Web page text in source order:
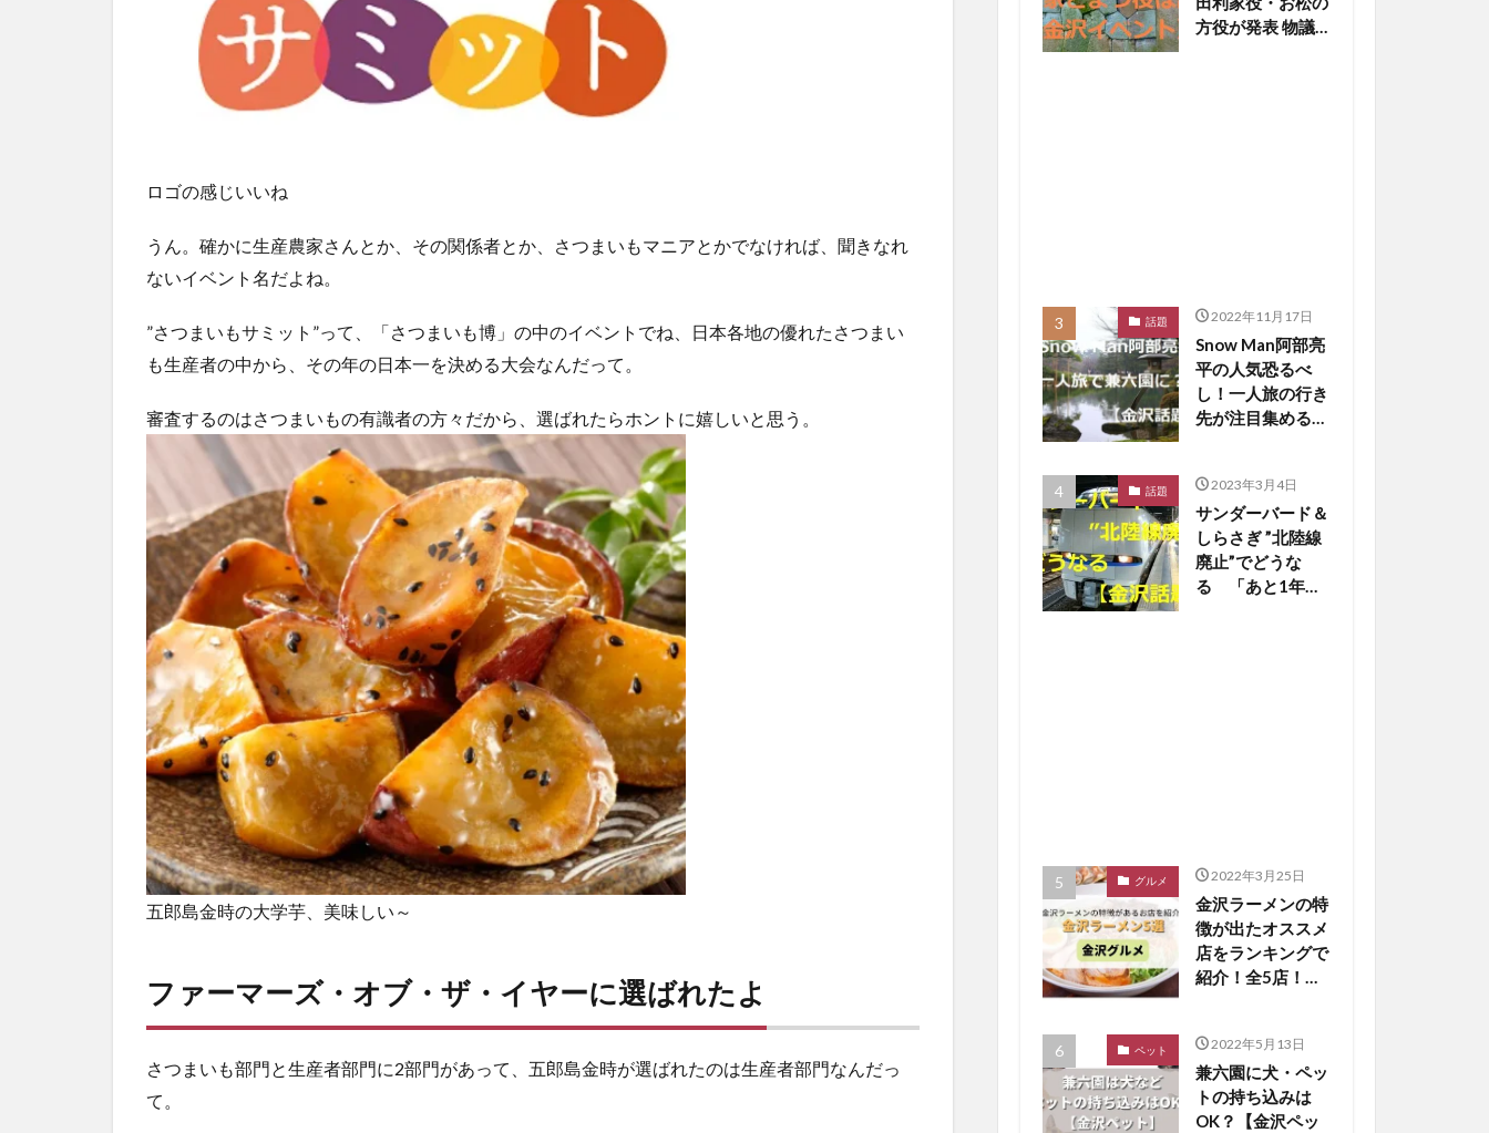
ロゴの感じいいね
うん。確かに生産農家さんとか、その関係者とか、さつまいもマニアとかでなければ、聞きなれ
ないイベント名だよね。
”さつまいもサミット”って、「さつまいも博」の中のイベントでね、日本各地の優れたさつまい
も生産者の中から、その年の日本一を決める大会なんだって。
審査するのはさつまいもの有識者の方々だから、選ばれたらホントに嬉しいと思う。
五郎島金時の大学芋、美味しい～
ファーマーズ・ オブ・ザ・ イヤーに選ばれたよ
さつまいも部門と生産者部門に2部門があって、五郎島金時が選ばれたのは生産者部門なんだっ
て。
方役が発表 物議
話題 2022年11月17日
Snow Man阿部亮
平の人気恐るべ
し！一人旅の行き
先が注目集める
話題 2023年3月4日
サンダーバード＆
しらさぎ ”北陸線
廃止”でどうな
る 「あと1年
グルメ 2022年3月25日
金沢ラーメンの特
徴が出たオススメ
店をランキングで
紹介！全5店！
ペット 2022年5月13日
兼六園に犬・ペッ
トの持ち込みは
OK？【金沢ペッ